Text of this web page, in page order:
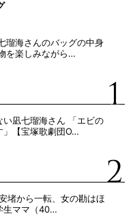
瑠海さんのバッグの中身
を楽しみながら…
い凪七瑠海さん 「エビの
」【宝塚歌劇団O…
堵から一転、女の勘はほ
生ママ（40…